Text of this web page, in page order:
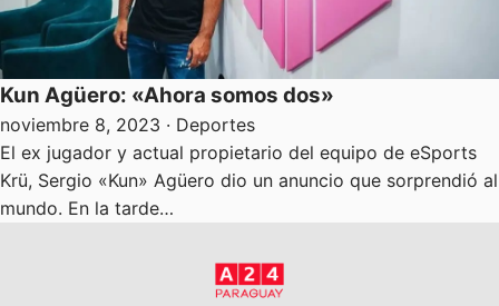
Kun Agüero: «Ahora somos dos»
noviembre 8, 2023 · Deportes
El ex jugador y actual propietario del equipo de eSports
Krü, Sergio «Kun» Agüero dio un anuncio que sorprendió al
mundo. En la tarde…